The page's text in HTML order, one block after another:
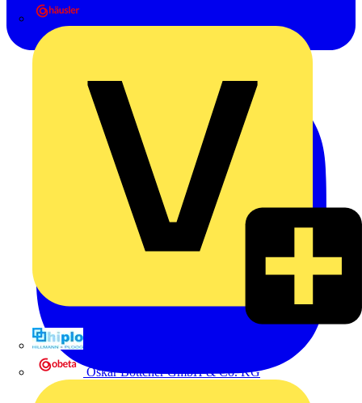
Oskar Böttcher GmbH & Co. KG